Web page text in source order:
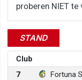
proberen NIET te
STAND
Club
7
Fortuna